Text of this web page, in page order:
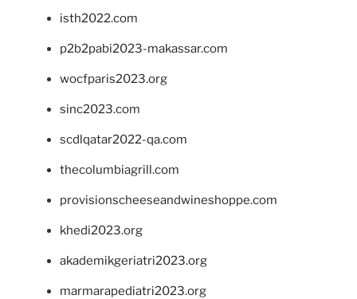
isth2022.com
p2b2pabi2023-makassar.com
wocfparis2023.org
sinc2023.com
scdlqatar2022-qa.com
thecolumbiagrill.com
provisionscheeseandwineshoppe.com
khedi2023.org
akademikgeriatri2023.org
marmarapediatri2023.org